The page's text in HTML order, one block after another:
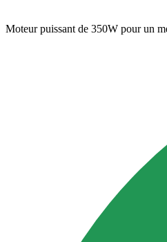
Moteur puissant de 350W pour un